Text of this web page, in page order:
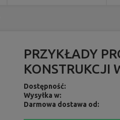
PRZYKŁADY
KONSTRUKCJI
Dostępność:
Wysyłka w:
Darmowa dostawa od: